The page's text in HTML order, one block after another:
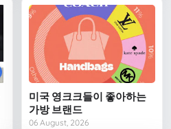
미국 영크크들이 좋아하는
가방 브랜드
06 August, 2026